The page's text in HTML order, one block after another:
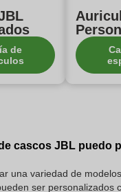
de
cascos JBL puedo
una variedad de
ser personalizados